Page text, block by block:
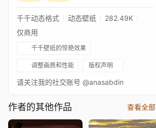
千千动态格式 动态壁纸
282.49K
仅商用
千千壁纸的惊艳效果
调整画质和性能 版权声明
请关注我的社交账号 @anasabdin
作者的其他作品 查看全部